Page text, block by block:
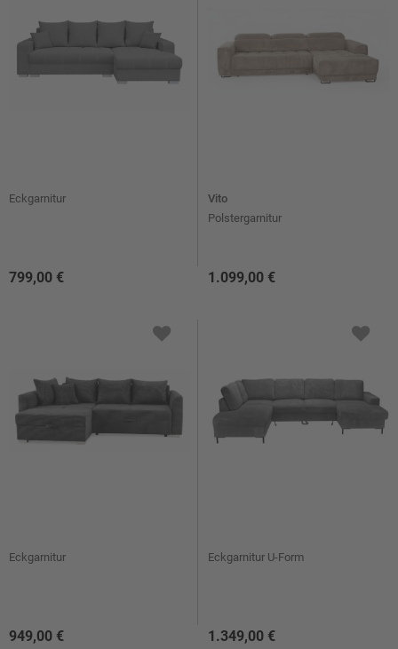
Eckgarnitur
799,00 €
Vito
Polstergarnitur
1.099,00 €
Eckgarnitur
949,00 €
Eckgarnitur U-Form
1.349,00 €